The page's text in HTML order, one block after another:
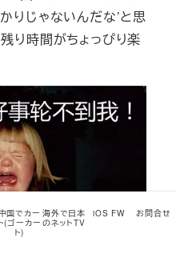
りじゃないんだな’と思
り時間がちょっぴり楽
中国でカー
(ゴーカー
ト)
海外で日本
のネットTV
iOS FW お問合せ